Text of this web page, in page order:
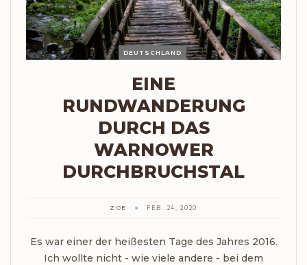
DEUTSCHLAND
EINE
RUNDWANDERUNG
DURCH DAS
WARNOWER
DURCHBRUCHSTAL
ZOE FEB. 24, 2020
Es war einer der heißesten Tage des Jahres 2016.
Ich wollte nicht - wie viele andere - bei dem